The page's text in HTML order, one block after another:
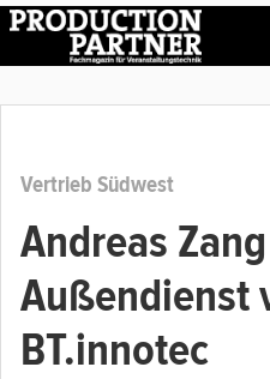
Vertrieb Südwest
Andreas
Außendienst
BT.innotec